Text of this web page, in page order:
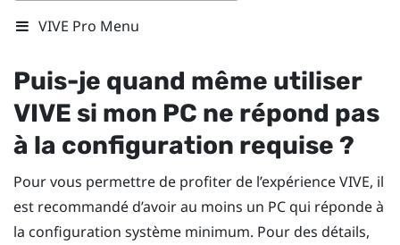
VIVE Pro Menu
Puis-je quand même utiliser
VIVE si mon PC ne répond pas
à la configuration requise ?
Pour vous permettre de profiter de l’expérienceVIVE, il
est recommandé d’avoir au moins un PC qui réponde à
la configuration système minimum. Pour des détails,